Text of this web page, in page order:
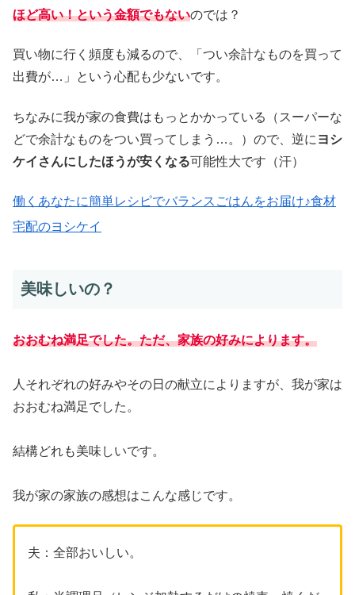
ほど高い！という金額でもないのでは？
買い物に行く頻度も減るので、「つい余計なものを買って
出費が…」という心配も少ないです。
ちなみに我が家の食費はもっとかかっている（スーパーな
どで余計なものをつい買ってしまう…。）ので、逆に ヨシ
ケイさんにしたほうが安くなる可能性大です（汗）
働くあなたに簡単レシピでバランスごはんをお届け♪食材
宅配のヨシケイ
美味しいの？
おおむね満足でした。ただ、家族の好みによります。
人それぞれの好みやその日の献立によりますが、我が家は
おおむね満足でした。
結構どれも美味しいです。
我が家の家族の感想はこんな感じです。
夫：全部おいしい。